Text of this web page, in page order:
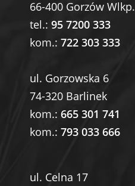
66-400 Gorzów Wlkp.
tel.: 95 7200 333
kom.: 722 303 333
ul. Gorzowska 6
74-320 Barlinek
kom.: 665 301 741
kom.: 793 033 666
ul. Celna 17